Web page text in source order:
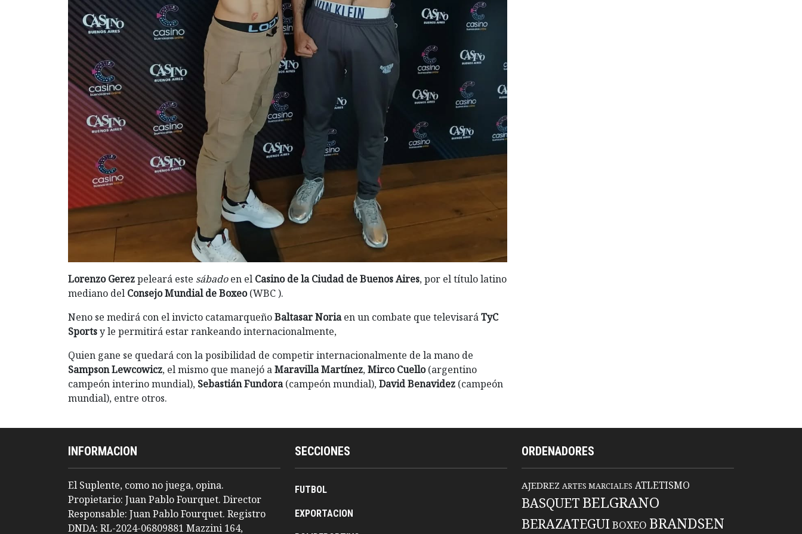
Lorenzo Gerezpeleará este sábadoen el Casino de la Ciudad de Buenos Aires, por el título latino
mediano del Consejo Mundial de Boxeo(WBC ).
Neno se medirá con el invicto catamarqueñoBaltasar Noriaen un combate que televisaráTyC
Sportsy le permitirá estar rankeando internacionalmente,
Quien gane se quedará con la posibilidad de competir internacionalmente de la mano de
Sampson Lewcowicz, el mismo que manejó aMaravilla Martínez,Mirco Cuello(argentino
campeón interino mundial), Sebastián Fundora(campeón mundial),David Benavidez (campeón
mundial), entre otros.
INFORMACION
El Suplente, como no juega, opina.
Propietario: Juan Pablo Fourquet. Director
Responsable: Juan Pablo Fourquet. Registro
DNDA: RL-2024-06809881 Mazzini 164,
SECCIONES
FUTBOL
EXPORTACION
ORDENADORES
AJEDREZ ARTES MARCIALES ATLETISMO
BASQUET BELGRANO
BERAZATEGUIBOXEO BRANDSEN